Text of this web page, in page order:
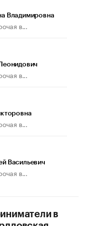
Как живет глава
Владимировна
в...
в...
в...
Васильевич
в...
в